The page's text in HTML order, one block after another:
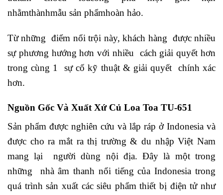
nhằmthànhmẫu sản phẩmhoàn hảo.
Từ những điểm nổi trội này, khách hàng được nhiều
sự phương hướng hơn với nhiều cách giải quyết hơn
trong cùng 1 sự cố kỹ thuật & giải quyết chính xác
hơn.
Nguồn Gốc Và Xuất Xứ Củ Loa Toa TU-651
Sản phẩm được nghiên cứu và lắp ráp ở Indonesia và
được cho ra mắt ra thị trường & du nhập Việt Nam
mang lại người dùng nội địa. Đây là một trong
những nhà âm thanh nổi tiếng của Indonesia trong
quá trình sản xuất các siêu phẩm thiết bị điện tử như